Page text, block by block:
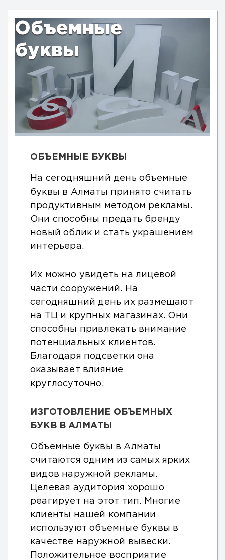
Объемные
буквы
ОБЪЕМНЫЕ БУКВЫ
На сегодняшний день объемные
буквы в Алматы принято считать
продуктивным методом рекламы.
Они способны предать бренду
новый облик и стать украшением
интерьера.
Их можно увидеть на лицевой
части сооружений. На
сегодняшний день их размещают
на ТЦ и крупных магазинах. Они
способны привлекать внимание
потенциальных клиентов.
Благодаря подсветки она
оказывает влияние
круглосуточно.
ИЗГОТОВЛЕНИЕ ОБЪЕМНЫХ
БУКВ В АЛМАТЫ
Объемные буквы в Алматы
считаются одним из самых ярких
видов наружной рекламы.
Целевая аудитория хорошо
реагирует на этот тип. Многие
клиенты нашей компании
используют объемные буквы в
качестве наружной вывески.
Положительное восприятие